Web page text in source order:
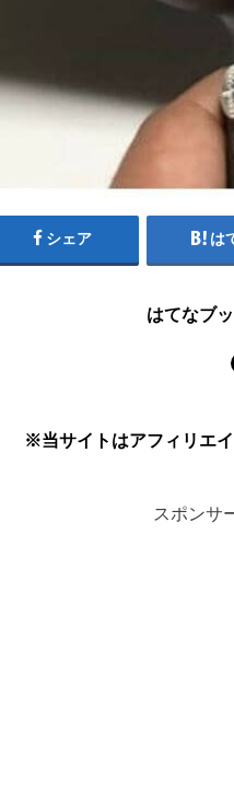
シェア は
はてなブ
※当サイトはアフィリエ
スポンサ